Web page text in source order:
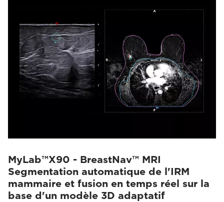
MyLab™X90 - BreastNav™ MRI
Segmentation automatique de l'IRM
mammaire et fusion en temps réel sur la
base d'un modèle 3D adaptatif